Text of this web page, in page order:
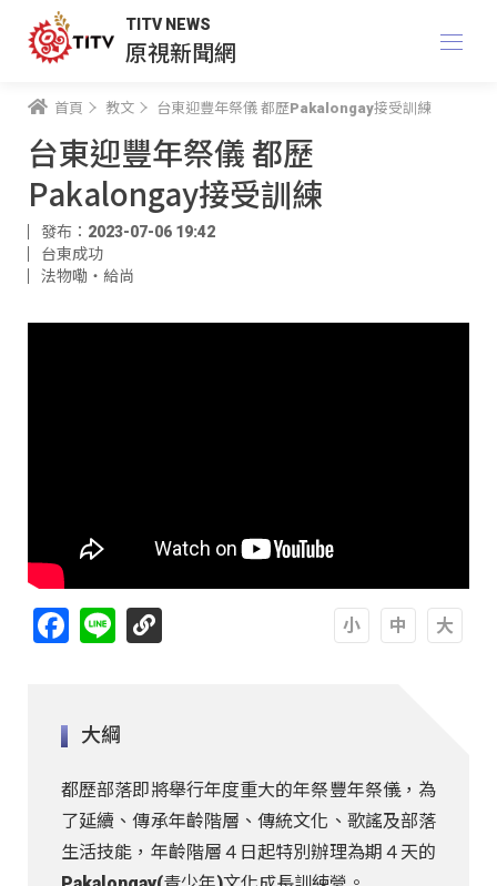
TITV NEWS
原視新聞網
首頁 教文 台東迎豐年祭儀 都歷Pakalongay接受訓練
台東迎豐年祭儀 都歷
Pakalongay接受訓練
發布：2023-07-06 19:42
台東成功
法物嘞‧給尚
Facebook
Line
大綱
都歷部落即將舉行年度重大的年祭豐年祭儀，為
了延續、傳承年齡階層、傳統文化、歌謠及部落
生活技能，年齡階層４日起特別辦理為期４天的